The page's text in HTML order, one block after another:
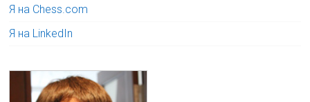
Я на Chess.com
Я на LinkedIn